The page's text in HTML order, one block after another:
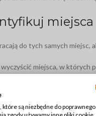
do tych samych miejsc,
miejsca, w których
psu dostęp do
z klatki
są niezbędne do